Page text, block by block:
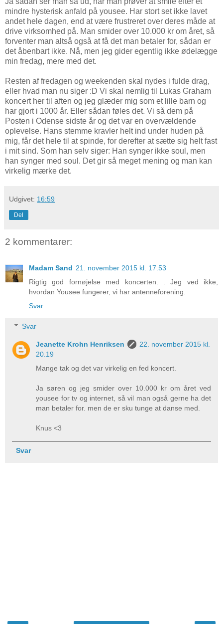
mindre hysterisk anfald på yousee. Har stort set ikke lavet
andet hele dagen, end at være frustreret over deres måde at
drive virksomhed på. Man smider over 10.000 kr om året, så
forventer man altså også at få det man betaler for, sådan er
det åbenbart ikke. Nå, men jeg gider egentlig ikke ødelægge
min fredag, mere med det.
Resten af fredagen og weekenden skal nydes i fulde drag,
eller hvad man nu siger :D Vi skal nemlig til Lukas Graham
koncert her til aften og jeg glæder mig som et lille barn og
har gjort i 1000 år. Eller sådan føles det. Vi så dem på
Posten i Odense sidste år og det var en overvældende
oplevelse. Hans stemme kravler helt ind under huden på
mig, får det hele til at spinde, for derefter at sætte sig helt fast
i mit sind. Som han selv siger: Han synger ikke soul, men
han synger med soul. Det gir så meget mening og man kan
virkelig mærke det.
Udgivet: 16:59
Del
2 kommentarer:
Madam Sand 21. november 2015 kl. 17.53
Rigtig god fornøjelse med koncerten. . Jeg ved ikke,
hvordan Yousee fungerer, vi har antenneforening.
Svar
Svar
Jeanette Krohn Henriksen
22. november 2015 kl.
20.19
Mange tak og det var virkelig en fed koncert.
Ja søren og jeg smider over 10.000 kr om året ved
yousee for tv og internet, så vil man også gerne ha det
man betaler for. men de er sku tunge at danse med.
Knus <3
Svar